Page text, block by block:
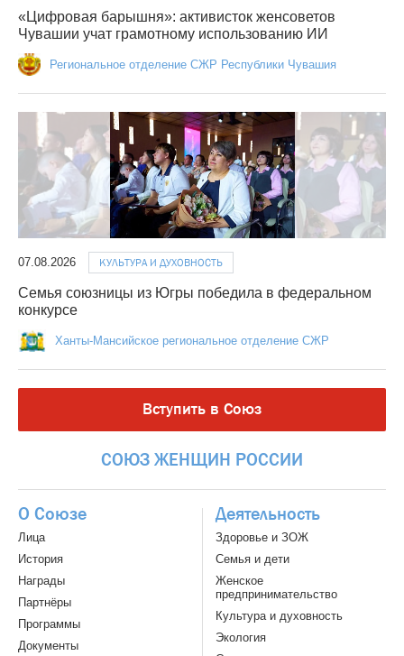
«Цифровая барышня»: активисток женсоветов
Чувашии учат грамотному использованию ИИ
Региональное отделение СЖР Республики Чувашия
07.08.2026 КУЛЬТУРА И ДУХОВНОСТЬ
Семья союзницы из Югры победила в федеральном
конкурсе
Ханты-Мансийское региональное отделение СЖР
Вступить в Союз
СОЮЗ ЖЕНЩИН РОССИИ
О Союзе
Лица
История
Награды
Партнёры
Программы
Документы
Деятельность
Здоровье и ЗОЖ
Семья и дети
Женское
предпринимательство
Культура и духовность
Экология